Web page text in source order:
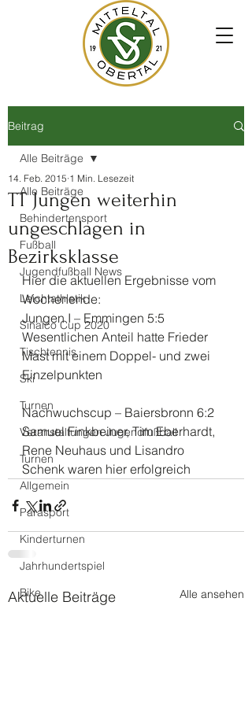
Beitrag
Alle Beiträge
Behindertensport
Fußball
Jugendfußball News
Leichtathletik
Sinalco Cup 2020
Tischtennis
Ski
Turnen
Veranstaltungen Jugendfußball
Turnen
Allgemein
Parasport
Kinderturnen
Jahrhundertspiel
Bike
Alle Beiträge
TT Jungen weiterhin
ungeschlagen in
Bezirksklasse
14. Feb. 2015 1 Min. Lesezeit
Hier die aktuellen Ergebnisse vom
Wochenende:
Jungen I – Emmingen 5:5
Wesentlichen Anteil hatte Frieder
Mast mit einem Doppel- und zwei
Einzelpunkten
Nachwuchscup – Baiersbronn 6:2
Samuel Finkbeiner, Tim Eberhardt,
Rene Neuhaus und Lisandro
Schenk waren hier erfolgreich
Aktuelle Beiträge Alle ansehen